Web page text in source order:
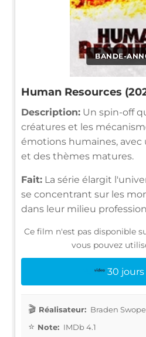
BANDE-
Human Resources
Description: Un spin-off
créatures et les
émotions humaines,
et des thèmes matures.
Fait: La série élargit
se concentrant sur les
dans leur milieu
Ce film n'est pas disponible
vous pouvez
30
Réalisateur: Braden Swope
Note: IMDb 4.1